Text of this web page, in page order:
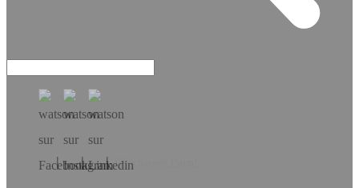
Téléchargez l’app!